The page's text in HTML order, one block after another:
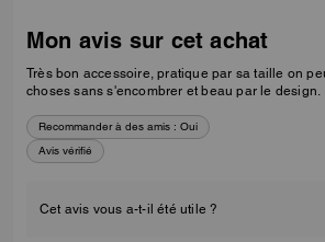
Mon avis sur cet achat
Très bon accessoire, pratique par sa taille on
choses sans s'encombrer et beau par le design.
Recommander à des amis : Oui
Avis vérifié
Cet avis vous a-t-il été utile ?